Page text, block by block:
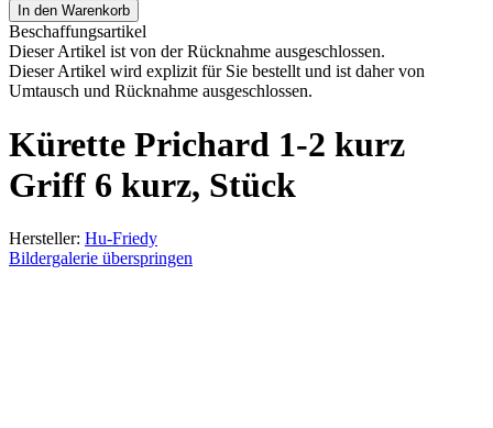
In den Warenkorb
Beschaffungsartikel
Dieser Artikel ist von der Rücknahme ausgeschlossen.
Dieser Artikel wird explizit für Sie bestellt und ist daher von
Umtausch und Rücknahme ausgeschlossen.
Kürette Prichard 1-2 kurz
Griff 6 kurz, Stück
Hersteller: Hu-Friedy
Bildergalerie überspringen